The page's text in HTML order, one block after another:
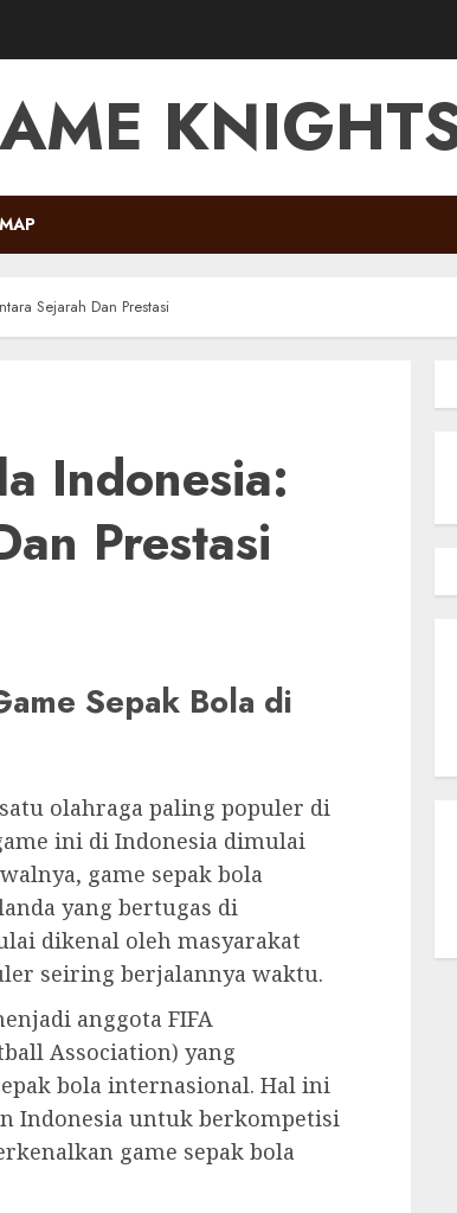
Sejarah Dan Prestasi
Indonesia:
Prestasi
Sepak Bola di
olahraga paling populer di
ini di Indonesia dimulai
game sepak bola
yang bertugas di
dikenal oleh masyarakat
seiring berjalannya waktu.
anggota FIFA
Association) yang
bola internasional. Hal ini
Indonesia untuk berkompetisi
game sepak bola